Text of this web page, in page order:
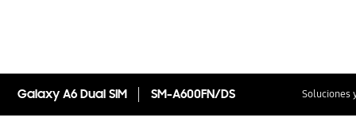
Galaxy A6 Dual SIM SM-A600FN/DS Soluciones